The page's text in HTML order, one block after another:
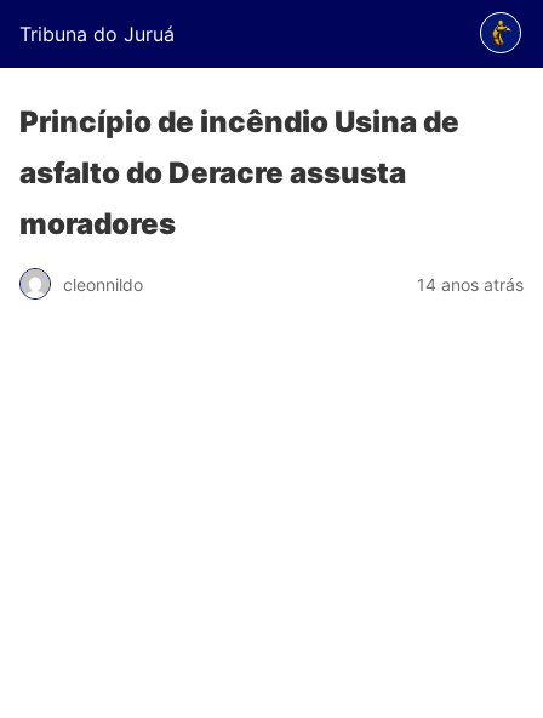
Tribuna do Juruá
Princípio de incêndio Usina de
asfalto do Deracre assusta
moradores
cleonnildo 14 anos atrás